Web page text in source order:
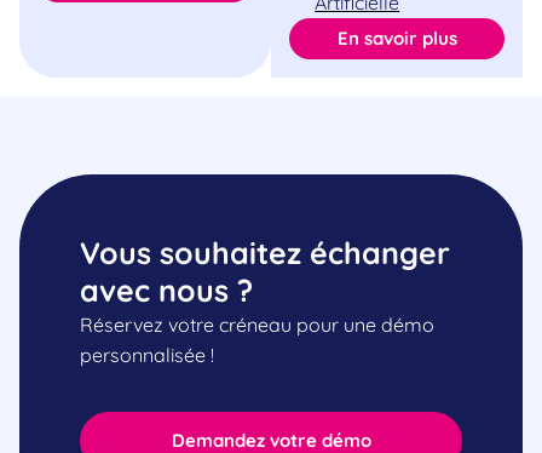
En savoir plus
Demandez votre démo
Vous souhaitez échanger
avec nous ?
Réservez votre créneau pour une démo
personnalisée !